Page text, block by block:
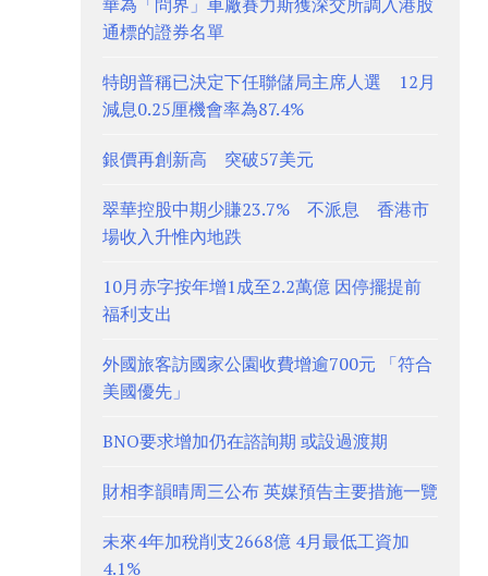
通標的證券名單
特朗普稱已決定下任聯儲局主席人選 12月
減息0.25厘機會率為87.4%
銀價再創新高 突破57美元
翠華控股中期少賺23.7% 不派息 香港市
場收入升惟內地跌
10月赤字按年增1成至2.2萬億 因停擺提前
福利支出
外國旅客訪國家公園收費增逾700元 「符合
美國優先」
BNO要求增加仍在諮詢期 或設過渡期
財相李韻晴周三公布 英媒預告主要措施一覽
未來4年加稅削支2668億 4月最低工資加
4.1%